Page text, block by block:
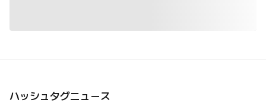
ハッシュタグニュース